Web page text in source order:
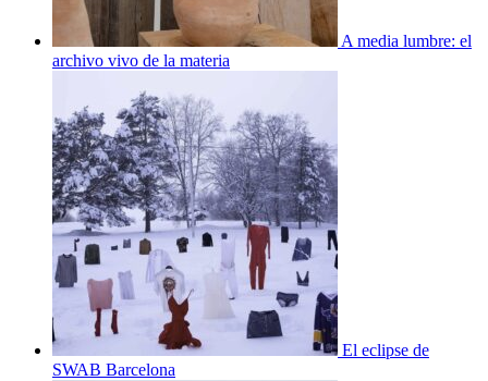
A media lumbre: el
archivo vivo de la materia
El eclipse de
SWAB Barcelona